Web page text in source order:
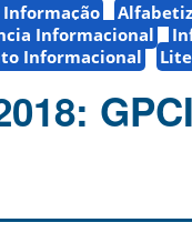
Informacional
Informacional